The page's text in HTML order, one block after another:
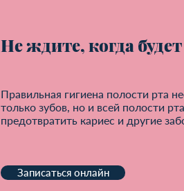
Не ждите, когда
Правильная гигиена полости рта
только зубов, но и всей полости
предотвратить кариес и другие
Записаться онлайн